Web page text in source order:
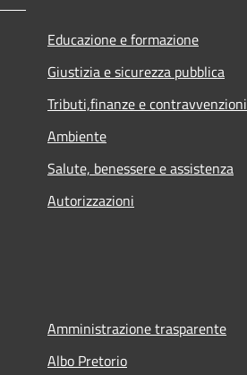
Educazione e formazione
Giustizia e sicurezza pubblica
Tributi,finanze e contravvenzioni
Ambiente
Salute, benessere e assistenza
Autorizzazioni
Amministrazione trasparente
Albo Pretorio